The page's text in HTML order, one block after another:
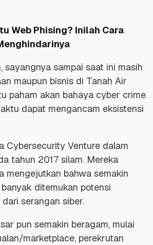
Web Phising? Inilah Cara
sayangnya sampai saat ini masih
maupun bisnis di Tanah Air
paham akan bahaya cyber crime
dapat mengancam eksistensi
Cybersecurity Venture dalam
tahun 2017 silam. Mereka
mengejutkan bahwa semakin
ditemukan potensi
serangan siber.
pun semakin beragam, mulai
marketplace, perekrutan